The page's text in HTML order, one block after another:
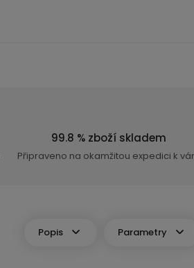
99.8 % zboží skladem
Připraveno na okamžitou expedici k
Popis Parametry